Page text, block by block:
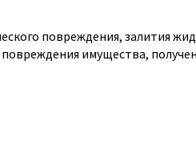
повреждения, залития
имущества,